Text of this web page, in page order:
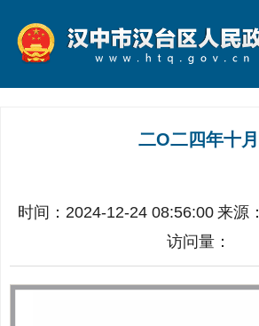
二O二四年十月
时间：2024-12-24 08:56:00 来源：
访问量：